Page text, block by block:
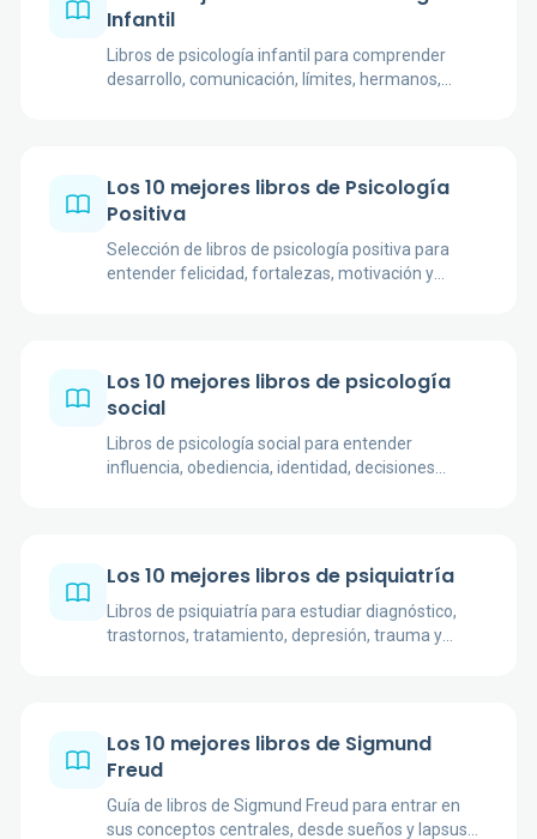
Infantil
Libros de psicología infantil para comprender
desarrollo, comunicación, límites, hermanos,
Los 10 mejores libros de Psicología
Positiva
Selección de libros de psicología positiva para
entender felicidad, fortalezas, motivación y
Los 10 mejores libros de psicología
social
Libros de psicología social para entender
influencia, obediencia, identidad, decisiones
Los 10 mejores libros de psiquiatría
Libros de psiquiatría para estudiar diagnóstico,
trastornos, tratamiento, depresión, trauma y
Los 10 mejores libros de Sigmund
Freud
Guía de libros de Sigmund Freud para entrar en
sus conceptos centrales, desde sueños y lapsus